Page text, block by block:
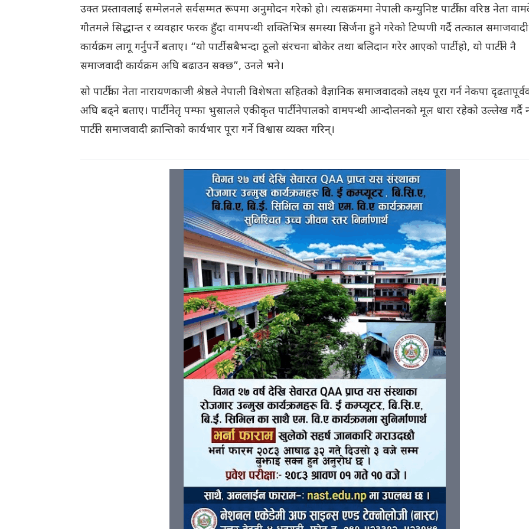
उक्त प्रस्तावलाई सम्मेलनले सर्वसम्मत रूपमा अनुमोदन गरेको हो। त्यसक्रममा नेपाली कम्युनिष्ट पार्टीका वरिष्ठ नेता
गौतमले सिद्धान्त र व्यवहार फरक हुँदा वामपन्थी शक्तिभित्र समस्या सिर्जना हुने गरेको टिप्पणी गर्दै तत्काल समाजवादी
कार्यक्रम लागू गर्नुपर्ने बताए। “यो पार्टी सबैभन्दा ठूलो संरचना बोकेर तथा बलिदान गरेर आएको पार्टी हो, यो पार्टीले नै
समाजवादी कार्यक्रम अघि बढाउन सक्छ”, उनले भने।
सो पार्टीका नेता नारायणकाजी श्रेष्ठले नेपाली विशेषता सहितको वैज्ञानिक समाजवादको लक्ष्य पूरा गर्न नेकपा
अघि बढ्ने बताए। पार्टी नेतृ पम्फा भुसालले एकीकृत पार्टी नेपालको वामपन्थी आन्दोलनको मूल धारा रहेको उल्लेख गर्दै
पार्टीले समाजवादी क्रान्तिको कार्यभार पूरा गर्ने विश्वास व्यक्त गरिन्।